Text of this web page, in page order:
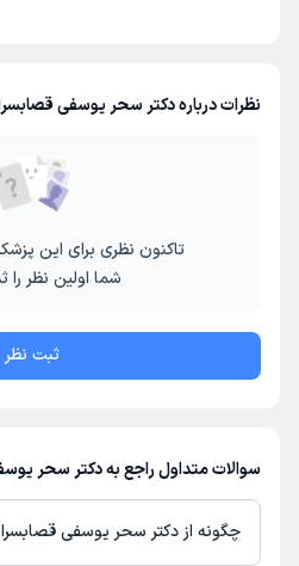
نظرات درباره دکتر سحر یوسفی
تاکنون نظری برای این
شما اولین نظر را
ثبت نظر
سوالات متداول راجع به دکتر سحر
چگونه از دکتر سحر یوسفی